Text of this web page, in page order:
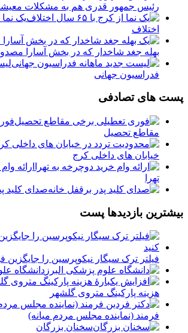
رئیس جمهور قدری هم به مشکلات
اختلاف
بهله جغد شاخدار که در بخش آسارا
فدراسیون جهانی
پست های تصادفی
مقاطع تحصیل
خیابان های داخلی کرج
ارائه
تهرا
صدای کلید
بیشترین بازدیدها پست
فیلتر ترک سیگار نیکوپرسین را جایگزین
دانشگاه
هزینه پارکینگ متروی گلشهر
فرمند (نماينده مجلس مردم میانه)
سخنان بزرگان